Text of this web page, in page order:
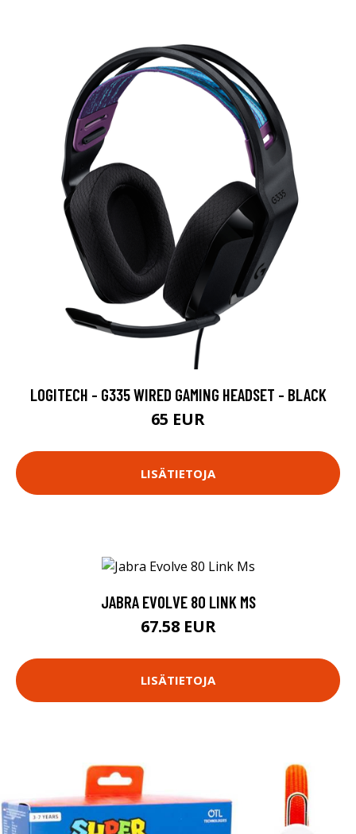
LOGITECH - G335 WIRED GAMING HEADSET - BLACK
65 EUR
LISÄTIETOJA
JABRA EVOLVE 80 LINK MS
67.58 EUR
LISÄTIETOJA